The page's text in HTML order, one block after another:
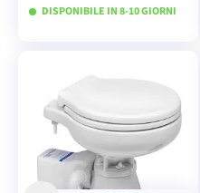
DISPONIBILE IN 8-10 GIORNI